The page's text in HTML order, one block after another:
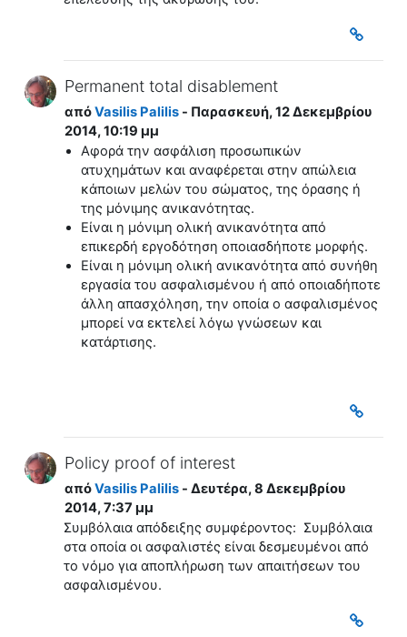
Permanent total disablement
απόVasilis Palilis- Παρασκευή, 12 Δεκεμβρίου
2014, 10:19 μμ
Aφορά την ασφάλιση προσωπικών
ατυχημάτων και αναφέρεται στην απώλεια
κάποιων μελών του σώματος, της όρασης ή
της μόνιμης ανικανότητας.
Είναι η μόνιμη ολική ανικανότητα από
επικερδή εργοδότηση οποιασδήποτε μορφής.
Είναι η μόνιμη ολική ανικανότητααπό συνήθη
εργασία του ασφαλισμένου ή από οποιαδήποτε
άλλη απασχόληση, την οποία ο ασφαλισμένος
μπορεί να εκτελεί λόγω γνώσεων και
κατάρτισης.
Policy proof of interest
απόVasilis Palilis- Δευτέρα, 8 Δεκεμβρίου
2014, 7:37 μμ
Συμβόλαια απόδειξης συμφέροντος: Συμβόλαια
στα οποία οι ασφαλιστές είναι δεσμευμένοι από
το νόμο για αποπλήρωση των απαιτήσεων του
ασφαλισμένου.